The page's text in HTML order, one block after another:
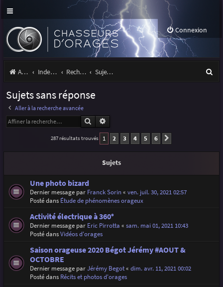
Connexion
Accueil Index du forum Rechercher Sujets sans réponse
h
Sujets sans réponse
Aller à la recherche avancée
Rechercher
287 résultats trouvés 1 2 3 4 5 6
Sujets
Une photo bizard
Dernier message par Franck Sorin« ven. juil. 30, 2021 02:57
Posté dans Étude de phénomènes orageux
Activité électrique à 360°
Dernier message par Eric Pirrotta « sam. mai 01, 2021 10:43
Posté dansVidéos d'orages
Saison orageuse 2020 Bégot Jérémy #AOUT &
OCTOBRE
Dernier message parJérémy Begot« dim. avr. 11, 2021 00:02
Posté dans Récits et photos d'orages